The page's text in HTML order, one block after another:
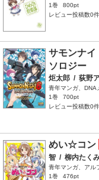
1巻
800pt
レビュー投稿数0件
サモンナイ
ソロジー
炬太郎 / 荻野
青年マンガ、DNA
1巻
700pt
レビュー投稿数0件
めい☆コン
智 / 柳内たく
青年マンガ、アル
1巻
476pt